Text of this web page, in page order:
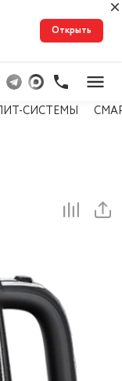
Открыть
СИСТЕМЫ